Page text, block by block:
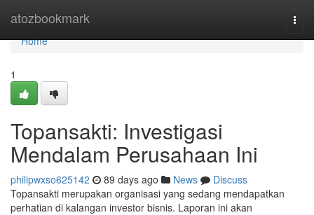
atozbookmark
Home
Home
1
Topansakti: Investigasi
Mendalam Perusahaan Ini
philipwxso625142 89 days ago News
Discuss
Topansakti merupakan organisasi yang sedang mendapatkan
perhatian di kalangan investor bisnis. Laporan ini akan